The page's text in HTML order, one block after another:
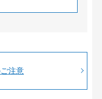
注意